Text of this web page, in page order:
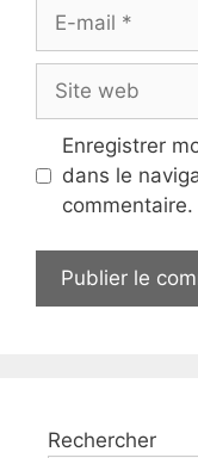
mail
web
Enregistrer
dans le
commentaire.
Rechercher